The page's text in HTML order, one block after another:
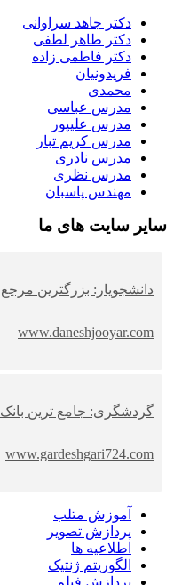
دکتر جاهد سراوانی
دکتر طاهر لطفی
دکتر فاطمی زاده
فریدونیان
محمدی
مدرس عباسی
مدرس علیپور
مدرس کریم تبار
مدرس نادری
مدرس نظری
مهندس پاسبان
سایر سایت های ما
دانشجویار: بزرگترین
www.daneshjooyar.com
گردشگری: جامع ترین
www.gardeshgari724.com
آموزش متلب
پردازش تصویر
اطلاعیه ها
الگوریتم ژنتیک